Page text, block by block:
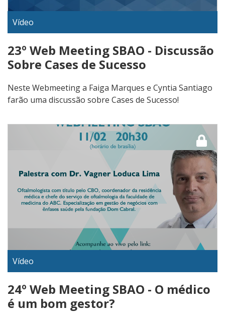
Vídeo
23º Web Meeting SBAO - Discussão
Sobre Cases de Sucesso
Neste Webmeeting a Faiga Marques e Cyntia Santiago
farão uma discussão sobre Cases de Sucesso!
Vídeo
24º Web Meeting SBAO - O médico
é um bom gestor?